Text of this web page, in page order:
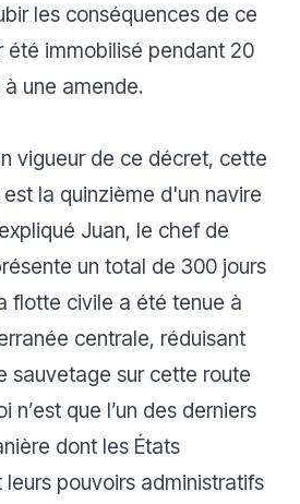
les conséquences de ce
été immobilisé pendant 20
une amende.
vigueur de ce décret, cette
la quinzième d'un navire
Juan, le chef de
un total de 300 jours
flotte civile a été tenue à
centrale, réduisant
sauvetage sur cette route
n’est que l’un des derniers
dont les États
pouvoirs administratifs